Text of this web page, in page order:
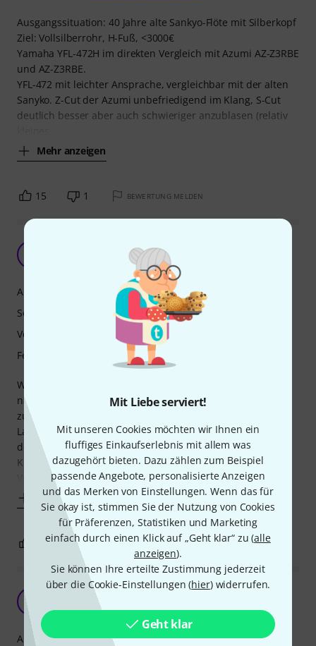
Mit Liebe serviert!
Mit unseren Cookies möchten wir Ihnen ein
fluffiges Einkaufserlebnis mit allem was
dazugehört bieten. Dazu zählen zum Beispiel
passende Angebote, personalisierte Anzeigen
und das Merken von Einstellungen. Wenn das für
Sie okay ist, stimmen Sie der Nutzung von Cookies
für Präferenzen, Statistiken und Marketing
einfach durch einen Klick auf „Geht klar“ zu (alle
anzeigen).
Sie können Ihre erteilte Zustimmung jederzeit
über die Cookie-Einstellungen (hier) widerrufen.
Geht klar
Ausgangssituation: 40 Jahre alte Sankyo-Flöte mit Silberkopf
Ziel: Vollsilberrohr, H-Fuß, <3000€
Yamaha YFL-472H im direkten Vergleich mit Azumi AZ-Z3RBE
und AZ-Z3RBE.
YFL-472 mit leichter Ansprache, vergleichbar mit der alten
Sanyko. Z-Cut der Azumi unbefriedigend im Klang, S-Cut
deutlich besser aber auch schwieriger anzublasen (relativ
Mehr anzeigen
15 1 BEWERTUNG MELDEN
Tolle Flöte, guter Preis
Holzbläser09 21.07.2023
Wer zuvor eher (Yamaha-)Schülermodelle gespielt hat und
nach einem Upgrade sucht, wird mit dieser Flöte sehr
zufrieden sein. Ansprache und Intonation sind in allen
Lagen super, die Flöte liegt gut in der Hand und bietet mit
den Ringklappen reichlich Gestaltungsmöglichkeiten. Der
Klang ist mit H-Fuß etwas voller als mit C-Fuß, noch mehr
Volumen bekommt er
Mehr anzeigen
Ansprache
Sound
Verarbeitung
Features
0 BEWERTUNG MELDEN
Meine Frau ist begeistert
SeeThruBlack 06.06.2024
Ansprache